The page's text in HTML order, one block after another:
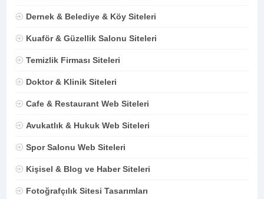
Dernek & Belediye & Köy Siteleri
Kuaför & Güzellik Salonu Siteleri
Temizlik Firması Siteleri
Doktor & Klinik Siteleri
Cafe & Restaurant Web Siteleri
Avukatlık & Hukuk Web Siteleri
Spor Salonu Web Siteleri
Kişisel & Blog ve Haber Siteleri
Fotoğrafçılık Sitesi Tasarımları